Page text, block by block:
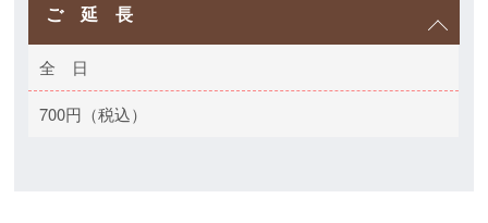
ご 延 長
全 日
700円（税込）